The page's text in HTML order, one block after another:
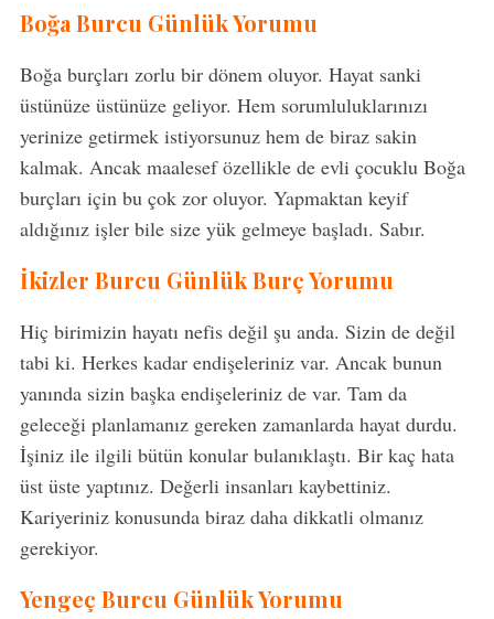
Boğa Burcu Günlük Yorumu
Boğa burçları zorlu bir dönem oluyor. Hayat sanki
üstünüze üstünüze geliyor. Hem sorumluluklarınızı
yerinize getirmek istiyorsunuz hem de biraz sakin
kalmak. Ancak maalesef özellikle de evli çocuklu Boğa
burçları için bu çok zor oluyor. Yapmaktan keyif
aldığınız işler bile size yük gelmeye başladı. Sabır.
İkizler Burcu Günlük Burç Yorumu
Hiç birimizin hayatı nefis değil şu anda. Sizin de değil
tabi ki. Herkes kadar endişeleriniz var. Ancak bunun
yanında sizin başka endişeleriniz de var. Tam da
geleceği planlamanız gereken zamanlarda hayat durdu.
İşiniz ile ilgili bütün konular bulanıklaştı. Bir kaç hata
üst üste yaptınız. Değerli insanları kaybettiniz.
Kariyeriniz konusunda biraz daha dikkatli olmanız
gerekiyor.
Yengeç Burcu Günlük Yorumu